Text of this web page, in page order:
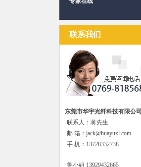
联系我们
东莞市华宇光纤科技有限公司
·联系人：蒋先生
·邮 箱：jack@huayuxl.com
·手 机：13728332738
·鲁小姐 13929432665